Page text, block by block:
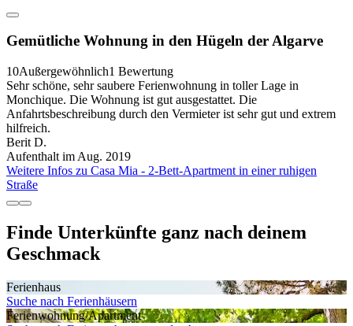
Gemütliche Wohnung in den Hügeln der Algarve
10Außergewöhnlich1 Bewertung
Sehr schöne, sehr saubere Ferienwohnung in toller Lage in
Monchique. Die Wohnung ist gut ausgestattet. Die
Anfahrtsbeschreibung durch den Vermieter ist sehr gut und extrem
hilfreich.
Berit D.
Aufenthalt im Aug. 2019
Weitere Infos zu Casa Mia - 2-Bett-Apartment in einer ruhigen
Straße
Finde Unterkünfte ganz nach deinem
Geschmack
Ferienhaus
Suche nach Ferienhäusern
Ferienwohnung/Apartment